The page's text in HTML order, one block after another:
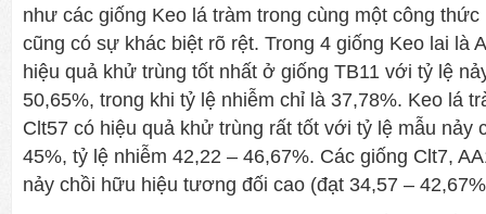
như các giống Keo lá tràm trong cùng một công
cũng có sự khác biệt rõ rệt. Trong 4 giống Keo lai là
hiệu quả khử trùng tốt nhất ở giống TB11 với tỷ lệ
50,65%, trong khi tỷ lệ nhiễm chỉ là 37,78%. Keo lá
Clt57 có hiệu quả khử trùng rất tốt với tỷ lệ mẫu nảy
45%, tỷ lệ nhiễm 42,22 – 46,67%. Các giống Clt7,
nảy chồi hữu hiệu tương đối cao (đạt 34,57 –